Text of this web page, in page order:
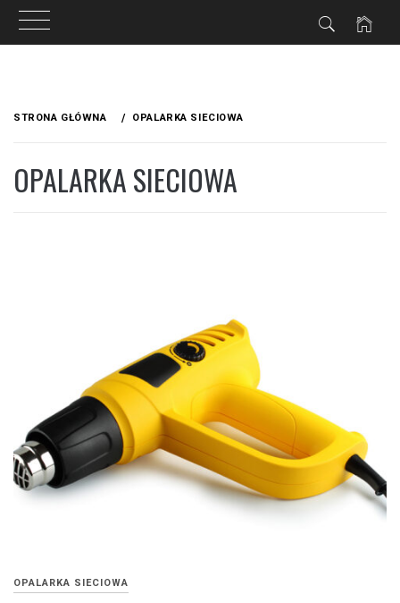
STRONA GŁÓWNA OPALARKA SIECIOWA
OPALARKA SIECIOWA
OPALARKA SIECIOWA